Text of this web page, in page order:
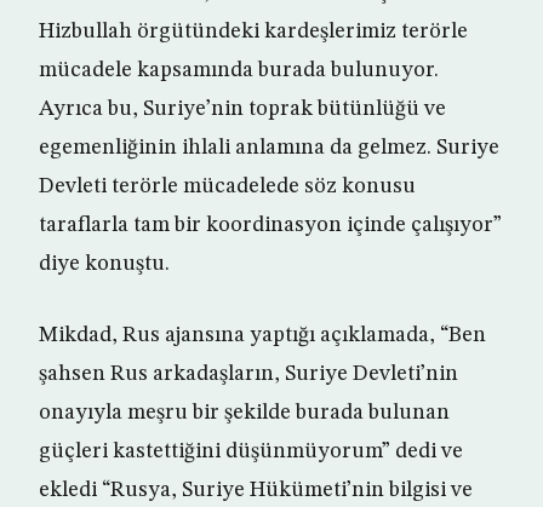
Hizbullah örgütündeki kardeşlerimiz terörle
mücadele kapsamında burada bulunuyor.
Ayrıca bu, Suriye’nin toprak bütünlüğü ve
egemenliğinin ihlali anlamına da gelmez. Suriye
Devleti terörle mücadelede söz konusu
taraflarla tam bir koordinasyon içinde çalışıyor”
diye konuştu.
Mikdad, Rus ajansına yaptığı açıklamada, “Ben
şahsen Rus arkadaşların, Suriye Devleti’nin
onayıyla meşru bir şekilde burada bulunan
güçleri kastettiğini düşünmüyorum” dedi ve
ekledi “Rusya, Suriye Hükümeti’nin bilgisi ve